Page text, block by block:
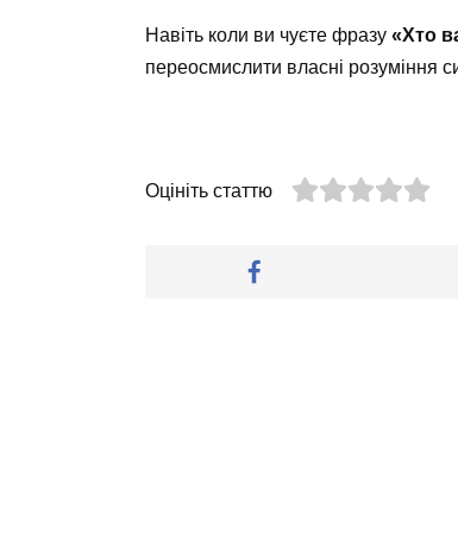
Навіть коли ви чуєте фразу «Хто
переосмислити власні розуміння
Оцініть статтю